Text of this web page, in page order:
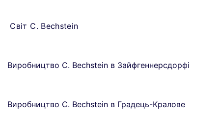
Світ C. Bechstein
Виробництво C. Bechstein в Зайфгеннерсдорфі
Виробництво C. Bechstein в Градець-Кралове